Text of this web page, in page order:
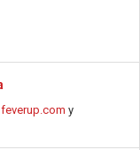
feverup.com y